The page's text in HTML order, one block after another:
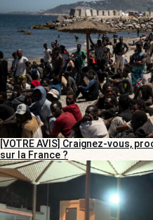
[VOTRE AVIS] Craignez-vous,
sur la France ?